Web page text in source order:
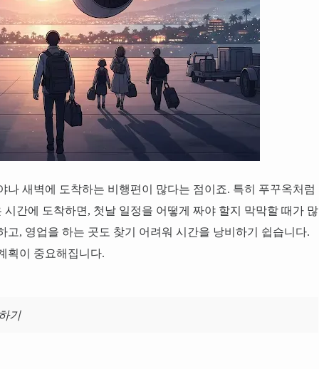
나 새벽에 도착하는 비행편이 많다는 점이죠. 특히 푸꾸옥처럼
간에 도착하면, 첫날 일정을 어떻게 짜야 할지 막막할 때가 많
고, 영업을 하는 곳도 찾기 어려워 시간을 낭비하기 쉽습니다.
획이 중요해집니다.
기